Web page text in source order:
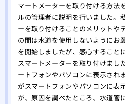
マートメーターを取り付ける方法
ルの管理者に説明を行いました。
ーを取り付けることのメリットや
の間は水道を使用しないようにお
を開始しましたが、感心すること
スマートメーターを取り付けまし
ートフォンやパソコンに表示され
がスマートフォンやパソコンに表
が、原因を調べたところ、水道管